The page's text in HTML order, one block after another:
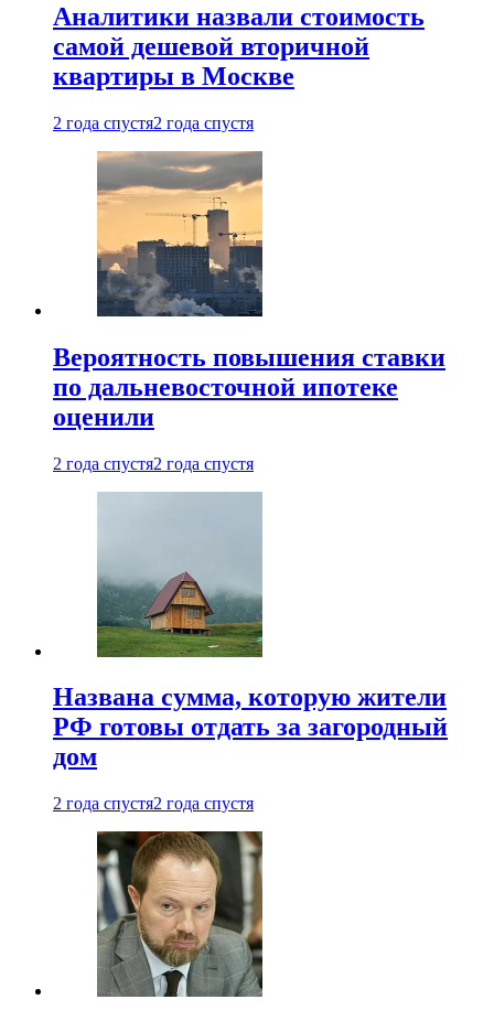
Аналитики назвали стоимость
самой дешевой вторичной
квартиры в Москве
2 года спустя2 года спустя
Вероятность повышения ставки
по дальневосточной ипотеке
оценили
2 года спустя2 года спустя
Названа сумма, которую жители
РФ готовы отдать за загородный
дом
2 года спустя2 года спустя